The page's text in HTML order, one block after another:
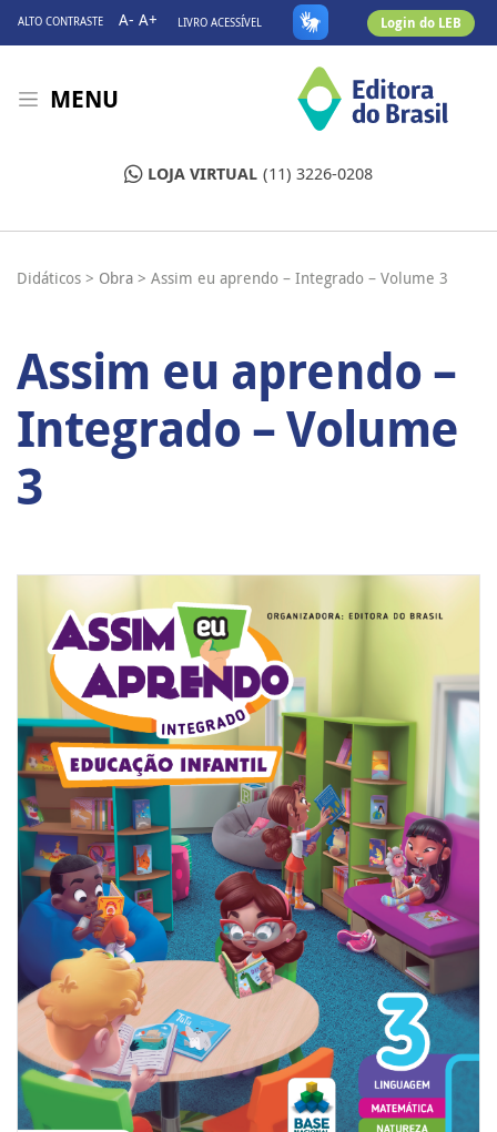
ALTO CONTRASTE A- A+ LIVRO ACESSÍVEL Login do LEB
MENU
LOJA VIRTUAL (11) 3226-0208
Didáticos > Obra > Assim eu aprendo – Integrado – Volume 3
Assim eu aprendo –
Integrado – Volume
3